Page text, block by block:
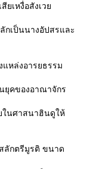
ยเหงื่อสังเว
กเป็นนางอัปสรและ
หล่งอารยธรรม
ยุคของอาณาจักร
ในศาสนาฮินดูให้
ลักตรีมูรติ ขนาด